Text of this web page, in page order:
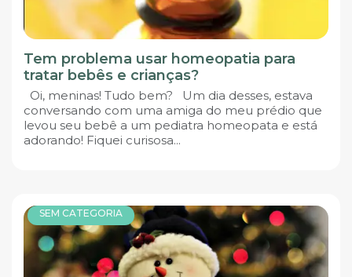
Tem problema usar homeopatia para
tratar bebês e crianças?
Oi, meninas! Tudo bem? Um dia desses, estava
conversando com uma amiga do meu prédio que
levou seu bebê a um pediatra homeopata e está
adorando! Fiquei curisosa...
SEM CATEGORIA